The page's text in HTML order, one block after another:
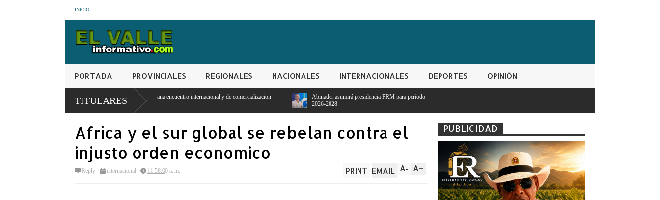
INICIO
PORTADA PROVINCIALES REGIONALES NACIONALES INTERNACIONALES DEPORTES OPINIÓN
TITULARES
realizara en San Juan de la Maguana encuentro internacional y de comercializacion
Abinader asumirá presidencia PRM para período
Africa y el sur global se rebelan contra el
injusto orden economico
Reply internacional 11:58:00 a. m. A+
A-
PRINT EMAIL
PUBLICIDAD